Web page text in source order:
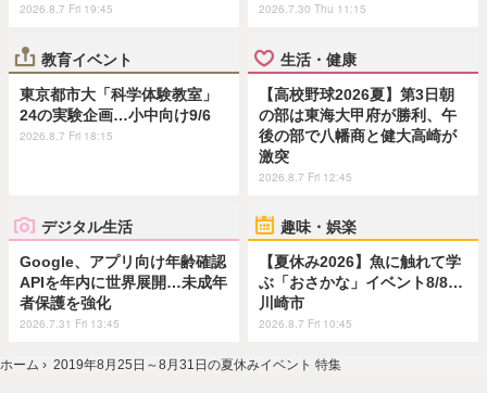
2026.8.7 Fri 19:45 2026.7.30 Thu 11:15
教育イベント
東京都市大「科学体験教室」
24の実験企画…小中向け9/6
2026.8.7 Fri 18:15
生活・健康
【高校野球2026夏】第3日朝
の部は東海大甲府が勝利、午
後の部で八幡商と健大高崎が
激突
2026.8.7 Fri 12:45
デジタル生活
Google、アプリ向け年齢確認
APIを年内に世界展開…未成年
者保護を強化
2026.7.31 Fri 13:45
趣味・娯楽
【夏休み2026】魚に触れて学
ぶ「おさかな」イベント8/8…
川崎市
2026.8.7 Fri 10:45
ホーム › 2019年8月25日～8月31日の夏休みイベント 特集